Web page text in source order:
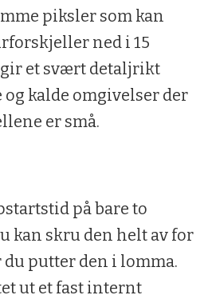
piksler som kan
ned i 15
et svært detaljrikt
kalde omgivelser der
er små.
på bare to
kan skru den helt av for
putter den i lomma.
ut et fast internt